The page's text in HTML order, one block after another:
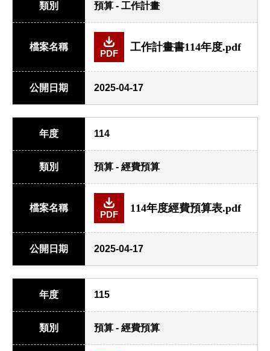
類別 預算 - 工作計畫
檔案名稱
PDF
工作計畫書114年度.pdf
公開日期 2025-04-17
年度 114
類別 預算 - 經費預算
檔案名稱
PDF
114年度經費預算表.pdf
公開日期 2025-04-17
年度 115
類別 預算 - 經費預算